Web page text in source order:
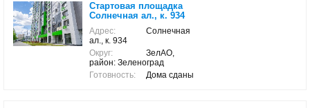
Стартовая площадка
Солнечная ал., к. 934
Адрес:
Солнечная
ал., к. 934
Округ:
ЗелАО,
район: Зеленоград
Готовность:
Дома сданы